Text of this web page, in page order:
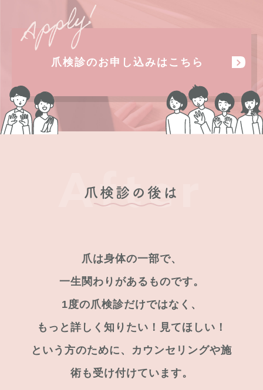
爪検診のお申し込みはこちら
爪検診の後は
After
爪は身体の一部で、
一生関わりがあるものです。
1度の爪検診だけではなく、
もっと詳しく知りたい！見てほしい！
という方のために、カウンセリングや施
術も受け付けています。